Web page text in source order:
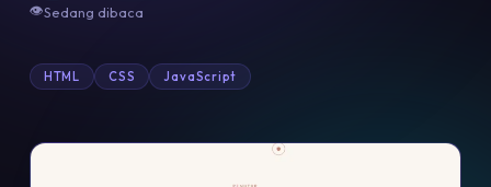
👁Sedang dibaca
HTML CSS JavaScript